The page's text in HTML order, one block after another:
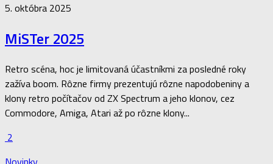
5. októbra 2025
MiSTer 2025
Retro scéna, hoc je limitovaná účastníkmi za posledné roky
zažíva boom. Rôzne firmy prezentujú rôzne napodobeniny a
klony retro počítačov od ZX Spectrum a jeho klonov, cez
Commodore, Amiga, Atari až po rôzne klony...
2